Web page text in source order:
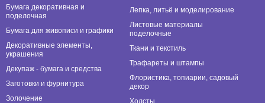
Бумага декоративная и
поделочная
Бумага для живописи и графики
Декоративные элементы,
украшения
Декупаж - бумага и средства
Заготовки и фурнитура
Золочение
Лепка, литьё и моделирование
Листовые материалы
поделочные
Ткани и текстиль
Трафареты и штампы
Флористика, топиарии, садовый
декор
Холсты